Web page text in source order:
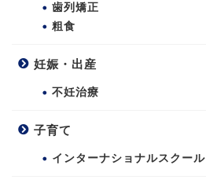
歯列矯正
粗食
妊娠・出産
不妊治療
子育て
インターナショナルスクール